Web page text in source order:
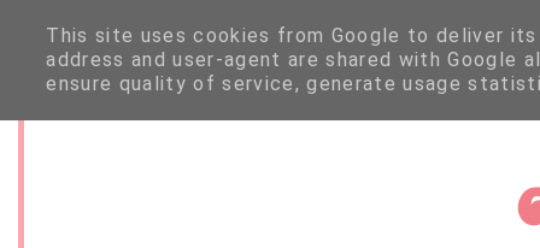
This site uses cookies from Google to deliver
address and user-agent are shared with
ensure quality of service, generate usage